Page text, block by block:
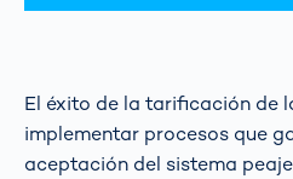
El éxito de la tarificación de
implementar procesos que
aceptación del sistema